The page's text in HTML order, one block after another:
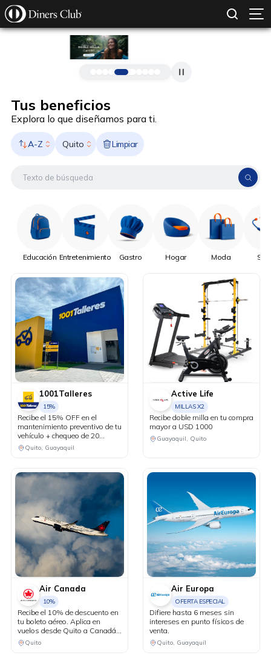
Pasar al contenido principal
Tus beneficios
Explora lo que diseñamos para ti.
A-Z Quito Limpiar
Educación Entretenimiento Gastro Hogar Moda
1001Talleres
15%
Recibe el 15% OFF en el
mantenimiento preventivo de tu
vehículo + chequeo de 20
puntos sin costo.
Quito, Guayaquil
Active Life
MILLAS X2
Recibe doble milla en tu compra
mayor a USD 1000
Guayaquil, Quito
Air Canada
10%
Recibe el 10% de descuento en
tu boleto aéreo. Aplica en
vuelos desde Quito a Canadá y
Estados Unidos en conexión
vía Bogotá.
Quito
Air Europa
OFERTA ESPECIAL
Difiere hasta 6 meses sin
intereses en punto físicos de
venta.
Quito, Guayaquil